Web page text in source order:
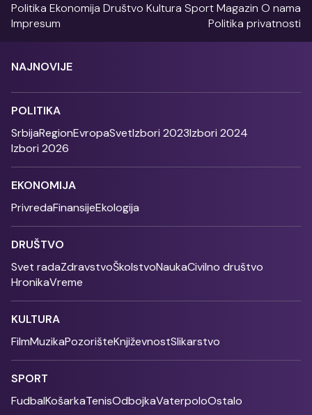
Politika Ekonomija Društvo Kultura SportMagazin O nama
Impresum
Politika privatnosti
NAJNOVIJE
POLITIKA
SrbijaRegionEvropaSvetIzbori 2023Izbori 2024
Izbori 2026
EKONOMIJA
PrivredaFinansijeEkologija
DRUŠTVO
Svet radaZdravstvoŠkolstvoNaukaCivilno društvo
HronikaVreme
KULTURA
FilmMuzikaPozorišteKnjiževnostSlikarstvo
SPORT
FudbalKošarkaTenisOdbojkaVaterpoloOstalo